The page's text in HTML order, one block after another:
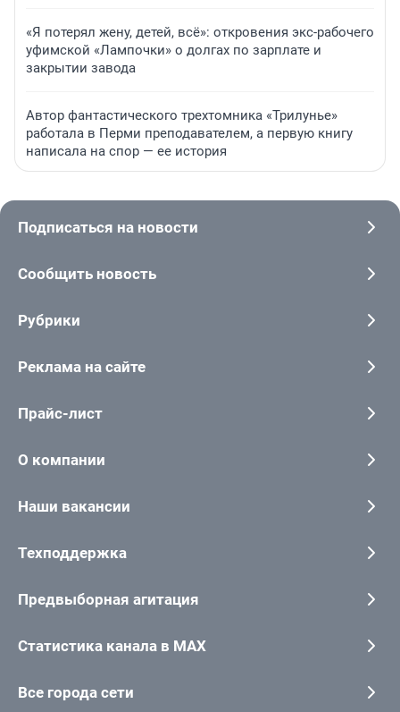
«Я потерял жену, детей, всё»: откровения экс-рабочего
уфимской «Лампочки» о долгах по зарплате и
закрытии завода
Автор фантастического трехтомника «Трилунье»
работала в Перми преподавателем, а первую книгу
написала на спор — ее история
Подписаться на новости
Сообщить новость
Рубрики
Реклама на сайте
Прайс-лист
О компании
Наши вакансии
Техподдержка
Предвыборная агитация
Статистика канала в MAX
Все города сети